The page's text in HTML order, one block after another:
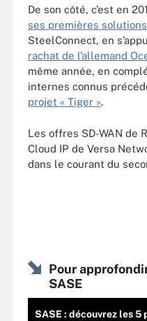
De son côté, c’est en
ses premières solutions
SteelConnect, en
rachat de l’allemand
même année, en
internes connus
projet « Tiger ».
Les offres SD-WAN de
Cloud IP de Versa
dans le courant du
Pour
SASE
SASE : découvrez les